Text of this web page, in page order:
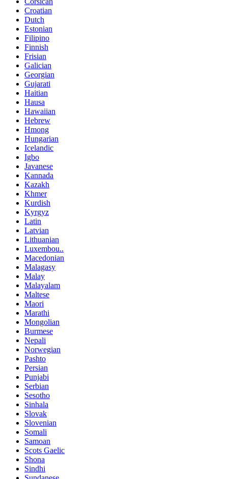
Croatian
Dutch
Estonian
Filipino
Finnish
Frisian
Galician
Georgian
Gujarati
Haitian
Hausa
Hawaiian
Hebrew
Hmong
Hungarian
Icelandic
Igbo
Javanese
Kannada
Kazakh
Khmer
Kurdish
Kyrgyz
Latin
Latvian
Lithuanian
Luxembou..
Macedonian
Malagasy
Malay
Malayalam
Maltese
Maori
Marathi
Mongolian
Burmese
Nepali
Norwegian
Pashto
Persian
Punjabi
Serbian
Sesotho
Sinhala
Slovak
Slovenian
Somali
Samoan
Scots Gaelic
Shona
Sindhi